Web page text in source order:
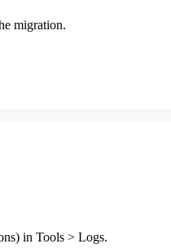
migration.
in Tools > Logs.